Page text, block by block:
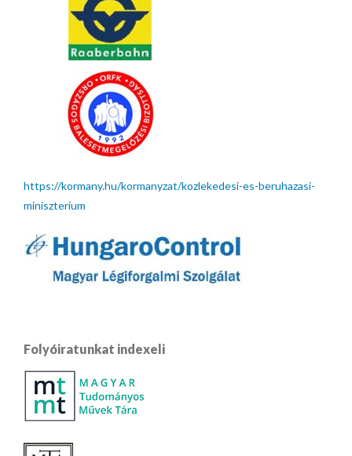
https://kormany.hu/kormanyzat/kozlekedesi-es-beruhazasi-
miniszterium
Folyóiratunkat indexeli